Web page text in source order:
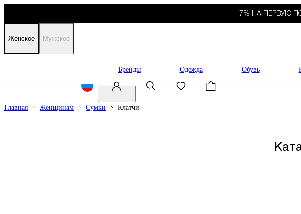
-7% НА ПЕРВУЮ
Женское Мужское
Бренды Одежда Обувь
Главная Женщинам Сумки Клатчи